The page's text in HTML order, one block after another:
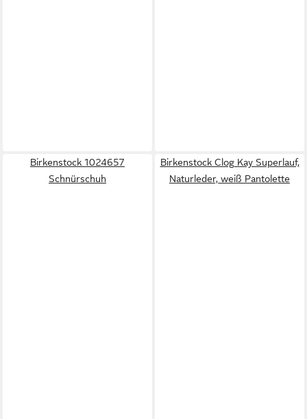
Birkenstock 1024657
Schnürschuh
Birkenstock Clog Kay Superlauf,
Naturleder, weiß Pantolette